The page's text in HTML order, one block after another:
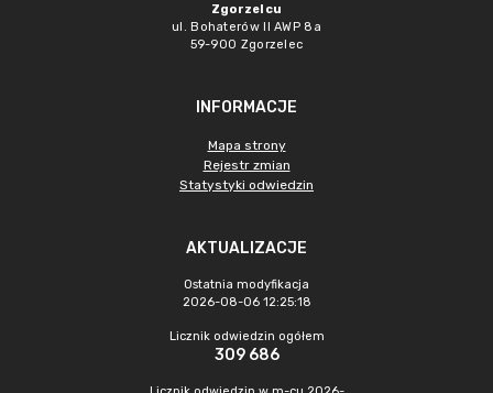
Zgorzelcu
ul. Bohaterów II AWP 8a
59-900 Zgorzelec
INFORMACJE
Mapa strony
Rejestr zmian
Statystyki odwiedzin
AKTUALIZACJE
Ostatnia modyfikacja
2026-08-06 12:25:18
Licznik odwiedzin ogółem
309 686